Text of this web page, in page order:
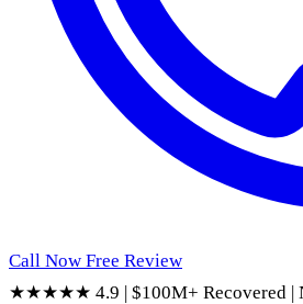
Call Now Free Review
★★★★★ 4.9 | $100M+ Recovered |